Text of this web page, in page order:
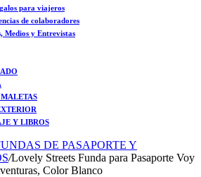
para viajeros
de colaboradores
Medios y Entrevistas
Y LIBROS
DE PASAPORTE Y
/Lovely Streets Funda para Pasaporte Voy
Color Blanco